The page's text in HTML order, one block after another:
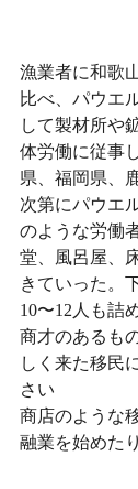
漁業者に和歌
比べ、パウエ
して製材所や
体労働に従事
県、福岡県、
次第にパウエ
のような労働
堂、風呂屋、
きていった。
10〜12人も詰
商才のあるも
しく来た移民
さい
商店のような
融業を始めた